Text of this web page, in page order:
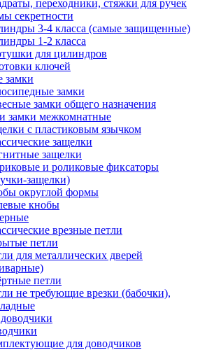
переходники, стяжки для ручек
секретности
3-4 класса (самые защищенные)
1-2 класса
для цилиндров
ключей
замки
замки
замки общего назначения
замки межкомнатные
с пластиковым язычком
защелки
защелки
и роликовые фиксаторы
защелки)
округлой формы
кнобы
врезные петли
петли
для металлических дверей
петли
не требующие врезки (бабочки),
для доводчиков